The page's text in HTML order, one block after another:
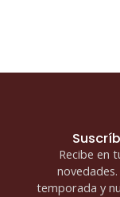
Recibe en
temporada y